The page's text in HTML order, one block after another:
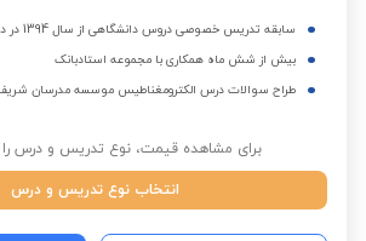
سابقه تدریس خصوصی دروس دانشگاهی از سال 1394 در دانشگاه امیرکبیر
بیش از شش ماه همکاری با مجموعه استادبانک
طراح سوالات درس الکترومغناطیس موسسه مدرسان شریف در
برای مشاهده قیمت، نوع تدریس و درس را
انتخاب نوع تدریس و درس